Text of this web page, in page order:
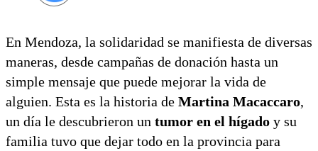
En Mendoza, la solidaridad se manifiesta de diversas
maneras, desde campañas de donación hasta un
simple mensaje que puede mejorar la vida de
alguien. Esta es la historia de Martina Macaccaro,
un día le descubrieron un tumor en el hígado y su
familia tuvo que dejar todo en la provincia para